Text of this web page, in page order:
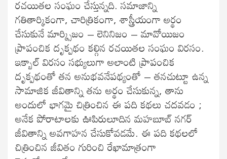
రచయితల సంఘం చేస్తున్నది. సమాజాన్ని
గతితార్కికంగా, చారిత్రికంగా, శాస్త్రీయంగా అర్థం
చేసుకునే మార్క్సిజం – లెనినిజం – మావోయిజం
ప్రాపంచిక దృక్పథం కల్గిన రచయితల సంఘం విరసం.
ఇక్బాల్ విరసం సభ్యులుగా అలాంటి ప్రాపంచిక
దృక్పథంతో తన అనుభవనేపథ్యంతో – తనచుట్టూ ఉన్న
సామాజిక జీవితాన్ని తను అర్థం చేసుకున్న, తాను
అందులో భాగమై చిత్రించిన ఈ పది కథలు చదవడం ;
అనేక పోరాటాలకు ఊపిరులూదిన మహబూబ్ నగర్
జీవితాన్ని అవగాహన చేసుకోవడమే. ఈ పది కథలలో
చిత్రించిన జీవితం గురించి రేఖామాత్రంగా